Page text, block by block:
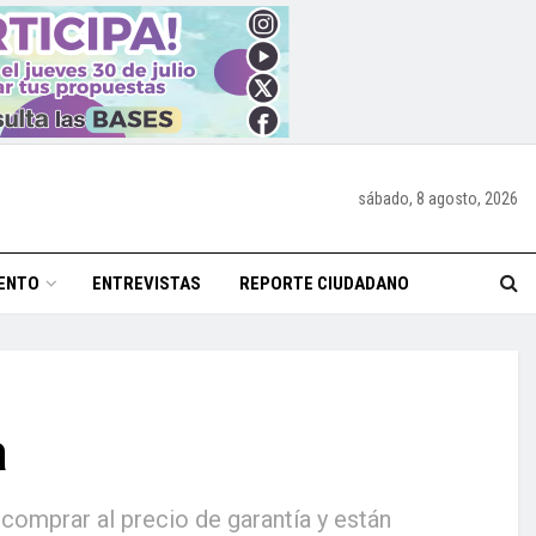
sábado, 8 agosto, 2026
ENTREVISTAS REPORTE CIUDADANO
al precio de garantía y están